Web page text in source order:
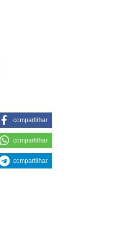
compartilhar
compartilhar
compartilhar